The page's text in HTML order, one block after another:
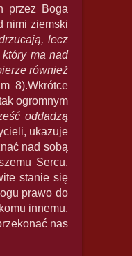
przez Boga
nimi ziemski
lecz
ma nad
również
8).Wkrótce
ogromnym
oddadzą
ukazuje
nad sobą
Sercu.
stanie się
prawo do
innemu,
nas